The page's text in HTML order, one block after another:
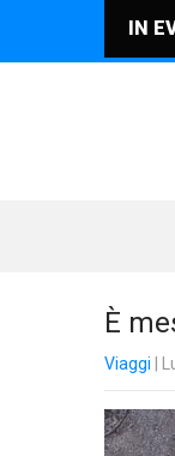
IN
È
Viaggi |